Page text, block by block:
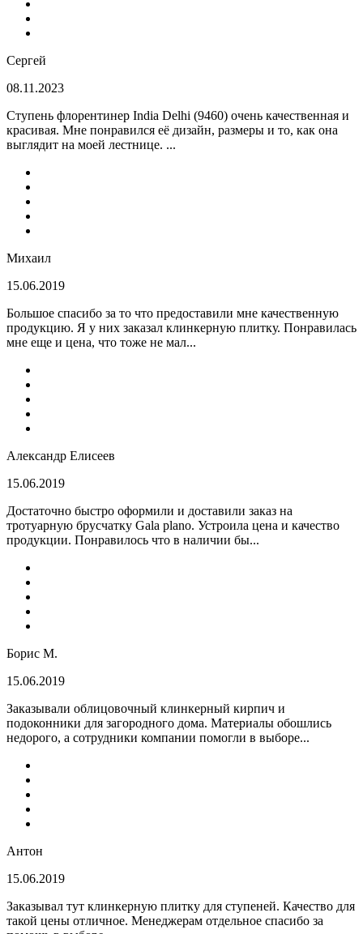
Сергей
08.11.2023
Ступень флорентинер India Delhi (9460) очень качественная и
красивая. Мне понравился её дизайн, размеры и то, как она
выглядит на моей лестнице. ...
Михаил
15.06.2019
Большое спасибо за то что предоставили мне качественную
продукцию. Я у них заказал клинкерную плитку. Понравилась
мне еще и цена, что тоже не мал...
Александр Елисеев
15.06.2019
Достаточно быстро оформили и доставили заказ на
тротуарную брусчатку Gala plano. Устроила цена и качество
продукции. Понравилось что в наличии бы...
Борис М.
15.06.2019
Заказывали облицовочный клинкерный кирпич и
подоконники для загородного дома. Материалы обошлись
недорого, а сотрудники компании помогли в выборе...
Антон
15.06.2019
Заказывал тут клинкерную плитку для ступеней. Качество для
такой цены отличное. Менеджерам отдельное спасибо за